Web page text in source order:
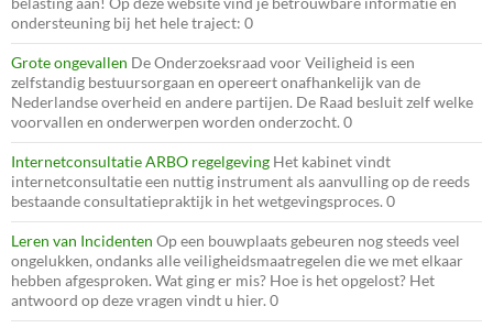
ondersteuning bij het hele traject: 0
Grote ongevallen De Onderzoeksraad voor Veiligheid is een
zelfstandig bestuursorgaan en opereert onafhankelijk van de
Nederlandse overheid en andere partijen. De Raad besluit zelf welke
voorvallen en onderwerpen worden onderzocht. 0
Internetconsultatie ARBO regelgeving Het kabinet vindt
internetconsultatie een nuttig instrument als aanvulling op de reeds
bestaande consultatiepraktijk in het wetgevingsproces. 0
Leren van Incidenten Op een bouwplaats gebeuren nog steeds veel
ongelukken, ondanks alle veiligheidsmaatregelen die we met elkaar
hebben afgesproken. Wat ging er mis? Hoe is het opgelost? Het
antwoord op deze vragen vindt u hier. 0